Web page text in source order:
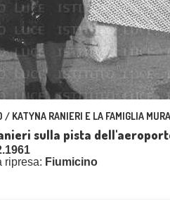
/ KATYNA RANIERI E LA FAMIGLIA
sulla pista
ripresa: Fiumicino